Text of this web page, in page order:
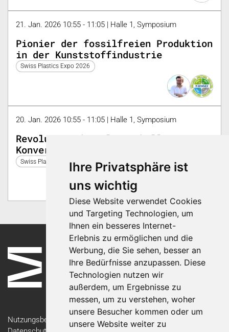
Ihre Privatsphäre ist
uns wichtig
Diese Website verwendet Cookies
und Targeting Technologien, um
Ihnen ein besseres Internet-
Erlebnis zu ermöglichen und die
Werbung, die Sie sehen, besser an
Ihre Bedürfnisse anzupassen. Diese
Technologien nutzen wir
außerdem, um Ergebnisse zu
messen, um zu verstehen, woher
unsere Besucher kommen oder um
unsere Website weiter zu
21. Jan. 2026 10:55 - 11:05 | Halle 1, Symposium
Pionier der fossilfreien Produktion
in der Kunststoffindustrie
Swiss Plastics Expo 2026
20. Jan. 2026 10:55 - 11:05 | Halle 1, Symposium
Revolution der Ultraschall-
Konverter
Swiss Plastics Expo 2026
Nutzungsbedingungen